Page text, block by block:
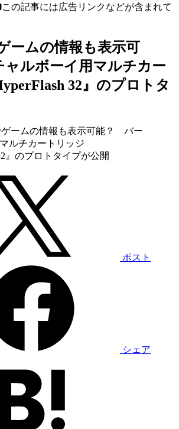
この記事には広告リンクなどが含まれて
ームの情報も表示可
ルボーイ用マルチカー
32』のプロトタ
ポスト
シェア